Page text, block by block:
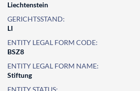
Liechtenstein
GERICHTSSTAND:
LI
ENTITY LEGAL FORM CODE:
BSZ8
ENTITY LEGAL FORM NAME:
Stiftung
ENTITY STATUS: